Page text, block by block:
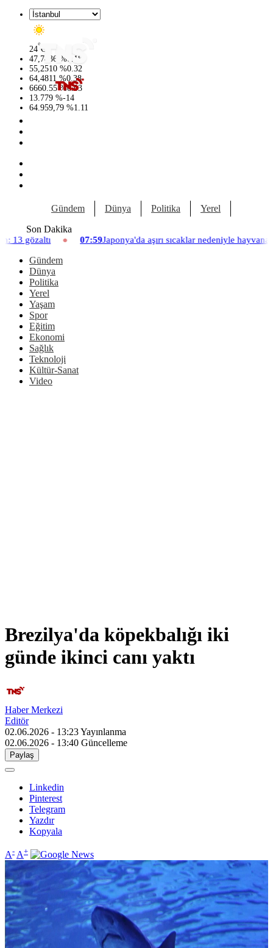
24°C
47,7436 %0.18
55,2510 %0.32
64,4811 %0.38
6660.55 %0.03
13.779 %-14
64.959,79 %1.11
Gündem Dünya Politika Yerel
Son Dakika
Japonya'da aşırı sıcaklar nedeniyle hayvanat bahçesinde üç aslan
Gündem
Dünya
Politika
Yerel
Yaşam
Spor
Eğitim
Ekonomi
Sağlık
Teknoloji
Kültür-Sanat
Video
Brezilya'da köpekbalığı iki
günde ikinci canı yaktı
Haber Merkezi
Editör
02.06.2026 - 13:23Yayınlanma
02.06.2026 - 13:40 Güncelleme
Paylaş
Linkedin
Pinterest
Telegram
Yazdır
Kopyala
A- A+